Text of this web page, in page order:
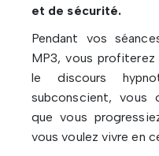
et de sécurité.
Pendant vos
MP3, vous
le discours
subconscient, vous
que vous
vous voulez vivre en